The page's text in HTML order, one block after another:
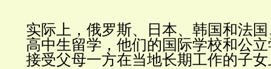
实际上，俄罗斯、日本、韩国和法
高中生留学，他们的国际学校和公
接受父母一方在当地长期工作的子